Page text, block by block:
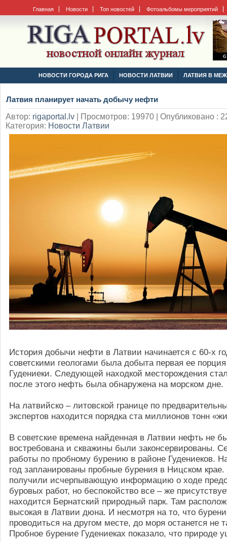
Главная Новости Топ новостей Фотоальбомы мероприятий
НОВОСТИ ГОРОДА РИГА НОВОСТИ ЛАТВИИ ЛАТВИЯ В
Латвия планирует начать добычу нефти
Автор: rigaportal.lv
Просмотров: 19970 | Опубликовано :
Категория: Новости Латвии
История добычи нефти в Латвии начинается с 60-х
советскими геологами была добыта первая ее
Гудениеки. Следующей находкой месторождения
после этого нефть была обнаружена на морском дне.
На латвийско – литовской границе по
экспертов находится порядка ста миллионов тонн
В советские времена найденная в Латвии нефть не
востребована и скважины были законсервированы.
работы по пробному бурению в районе Гудениеков.
год запланированы пробные бурения в Ницском
получили исчерпывающую информацию о ходе
буровых работ, но беспокойство все – же
находится Бернатский природный парк. Там
высокая в Латвии дюна. И несмотря на то, что
проводиться на другом месте, до моря останется не
Пробное бурение Гудениеках показало, что природе